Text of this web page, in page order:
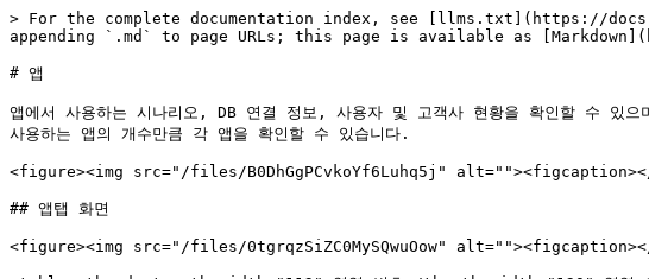
> For the complete documentation index, see [llms.txt](https://
appending `.md` to page URLs; this page is available as
# 앱
앱에서 사용하는 시나리오, DB 연결 정보, 사용자 및 고객사 현황을 확인할 수 있
사용하는 앱의 개수만큼 각 앱을 확인할 수 있습니다.
<figure><img src="/files/B0DhGgPCvkoYf6Luhq5j"
## 앱탭 화면
<figure><img src="/files/0tgrqzSiZC0MySQwuOow"